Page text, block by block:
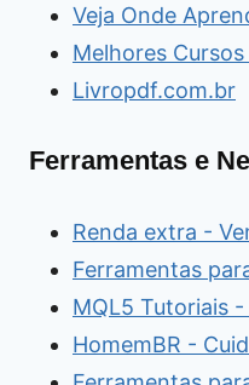
Veja Onde
Melhores
Livropdf.com.br
Ferramentas e
Renda extra -
Ferramentas
MQL5 Tutoriais
HomemBR -